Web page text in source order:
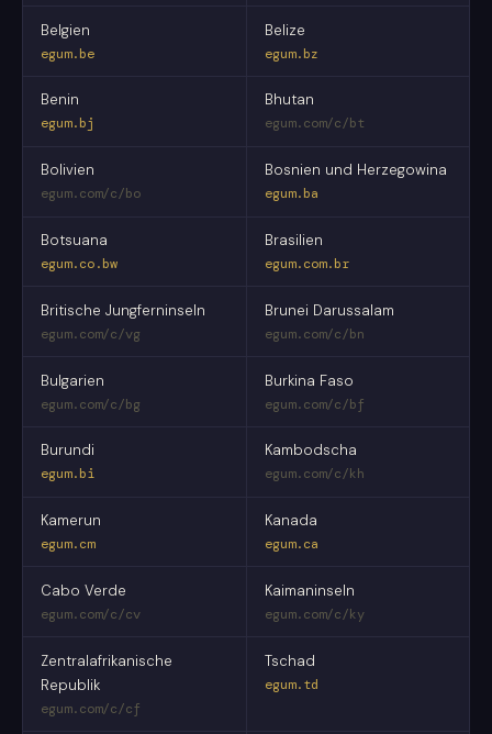
Belgien
egum.be
Belize
egum.bz
Benin
egum.bj
Bhutan
egum.com/c/bt
Bolivien
egum.com/c/bo
Bosnien und Herzegowina
egum.ba
Botsuana
egum.co.bw
Brasilien
egum.com.br
Britische Jungferninseln
egum.com/c/vg
Brunei Darussalam
egum.com/c/bn
Bulgarien
egum.com/c/bg
Burkina Faso
egum.com/c/bf
Burundi
egum.bi
Kambodscha
egum.com/c/kh
Kamerun
egum.cm
Kanada
egum.ca
Cabo Verde
egum.com/c/cv
Kaimaninseln
egum.com/c/ky
Zentralafrikanische
Republik
egum.com/c/cf
Tschad
egum.td